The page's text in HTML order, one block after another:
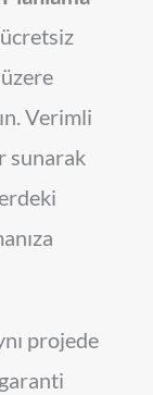
Verimli
sunarak
projede